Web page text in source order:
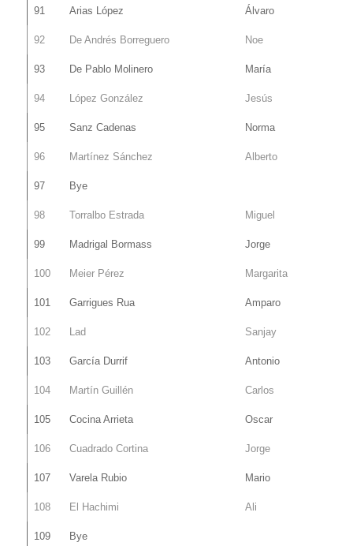
91 Arias López Álvaro
92 De Andrés Borreguero Noe
93 De Pablo Molinero María
94 López González Jesús
95 Sanz Cadenas Norma
96 Martínez Sánchez Alberto
97 Bye
98 Torralbo Estrada Miguel
99 Madrigal Bormass Jorge
100 Meier Pérez Margarita
101 Garrigues Rua Amparo
102 Lad Sanjay
103 García Durrif Antonio
104 Martín Guillén Carlos
105 Cocina Arrieta Oscar
106 Cuadrado Cortina Jorge
107 Varela Rubio Mario
108 El Hachimi Ali
109 Bye